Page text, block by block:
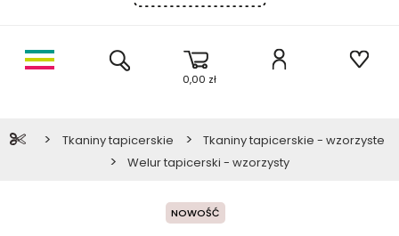
0,00 zł
> Tkaniny tapicerskie > Tkaniny tapicerskie - wzorzyste
> Welur tapicerski - wzorzysty
NOWOŚĆ